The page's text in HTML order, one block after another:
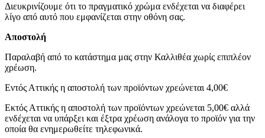
Διευκρινίζουμε ότι το πραγματικό χρώμα ενδέχεται να διαφέρει
λίγο από αυτό που εμφανίζεται στην οθόνη σας.
Αποστολή
Παραλαβή από το κατάστημα μας στην Καλλιθέα χωρίς επιπλέον
χρέωση.
Εντός Αττικής η αποστολή των προϊόντων χρεώνεται 4,00€
Εκτός Αττικής η αποστολή των προϊόντων χρεώνεται 5,00€ αλλά
ενδέχεται να υπάρξει και έξτρα χρέωση ανάλογα το προϊόν για την
οποία θα ενημερωθείτε τηλεφωνικά.